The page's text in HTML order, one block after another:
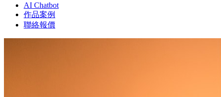
AI Chatbot
作品案例
聯絡報價